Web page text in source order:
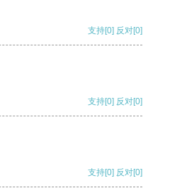
支持[0] 反对[0]
支持[0] 反对[0]
支持[0] 反对[0]